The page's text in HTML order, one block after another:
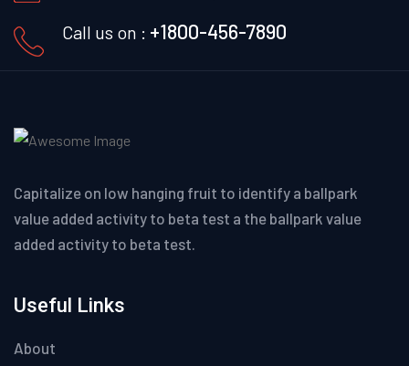
Call us on : +1800-456-7890
Capitalize on low hanging fruit to identify a ballpark
value added activity to beta test a the ballpark value
added activity to beta test.
Useful Links
About